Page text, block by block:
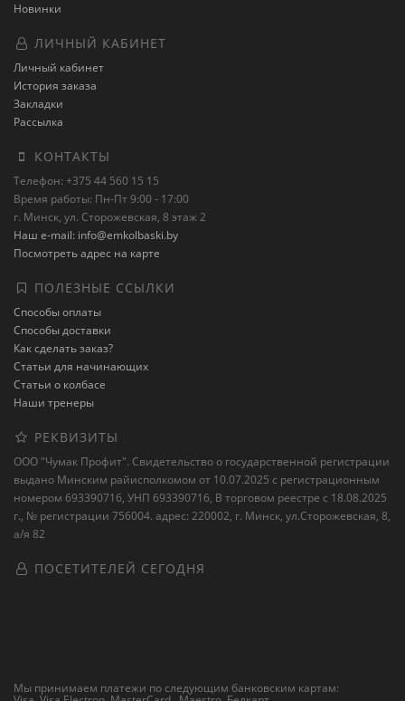
Новинки
ЛИЧНЫЙ КАБИНЕТ
Личный кабинет
История заказа
Закладки
Рассылка
КОНТАКТЫ
Телефон: +375 44 560 15 15
Время работы: Пн-Пт 9:00 - 17:00
г. Минск, ул. Сторожевская, 8 этаж 2
Наш e-mail: info@emkolbaski.by
Посмотреть адрес на карте
ПОЛЕЗНЫЕ ССЫЛКИ
Способы оплаты
Способы доставки
Как сделать заказ?
Статьи для начинающих
Статьи о колбасе
Наши тренеры
РЕКВИЗИТЫ
ООО "Чумак Профит". Свидетельство о государственной регистрации
выдано Минским райисполкомом от 10.07.2025 с регистрационным
номером 693390716, УНП 693390716, В торговом реестре с 18.08.2025
г., № регистрации 756004. адрес: 220002, г. Минск, ул.Сторожевская, 8,
а/я 82
ПОСЕТИТЕЛЕЙ СЕГОДНЯ
Мы принимаем платежи по следующим банковским картам: